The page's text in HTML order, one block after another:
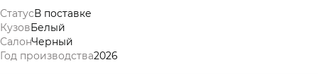
СтатусВ поставке
КузовБелый
СалонЧерный
Год производства2026